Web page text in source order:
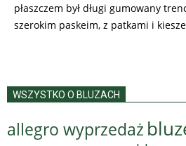
płaszczem był długi gumowany
szerokim paskeim, z patkami i
WSZYSTKO O BLUZACH
allegro wyprzedaż